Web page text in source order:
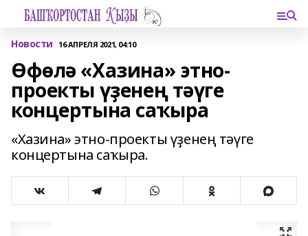
Новости 16 АПРЕЛЯ 2021, 04:10
Өфөлә «Хазина» этно-
проекты үҙенең тәүге
концертына саҡыра
«Хазина» этно-проекты үҙенең тәүге
концертына саҡыра.